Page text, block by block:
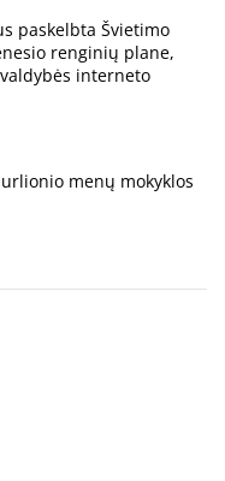
paskelbta Švietimo
renginių plane,
interneto
menų mokyklos